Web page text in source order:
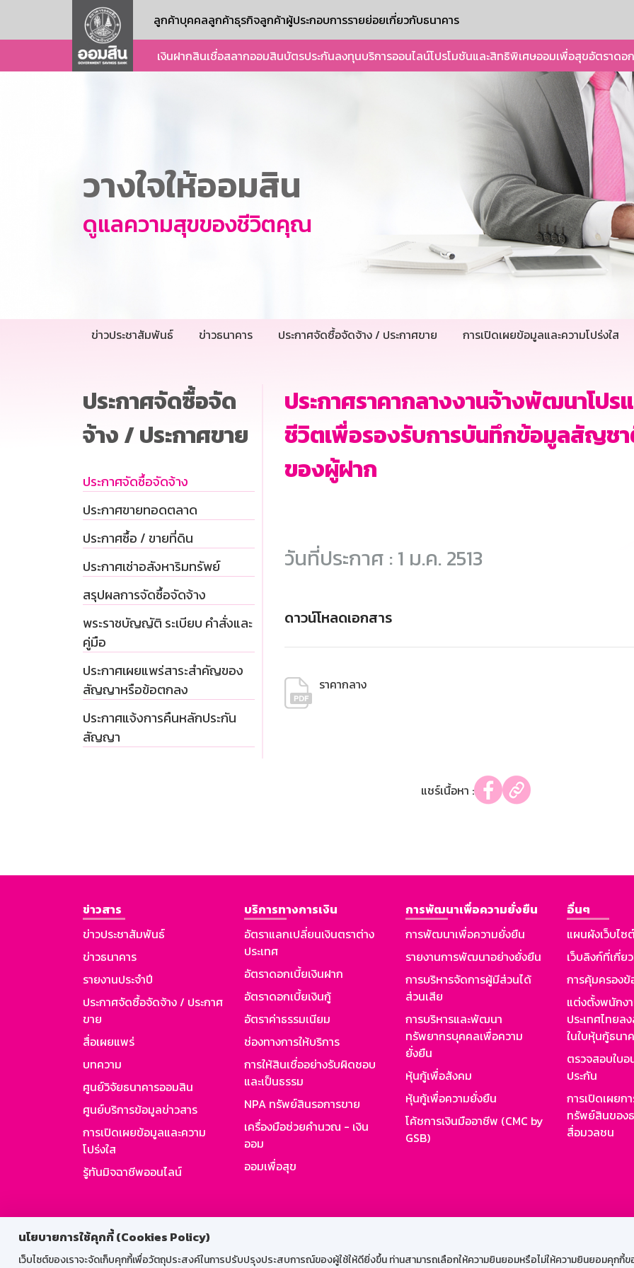
นโยบายการใช้คุกกี้ (Cookies Policy)
เว็บไซต์ของเราจะจัดเก็บคุกกี้เพื่อวัตถุประสงค์ในการปรับปรุงประสบการณ์ของผู้ใช้ให้ดียิ่งขึ้น ท่านสามารถเลือกให้ความยินยอมหรือไม่ให้ความยินยอมคุกกี้ข
ลูกค้าบุคคลลูกค้าธุรกิจลูกค้าผู้ประกอบการรายย่อยเกี่ยวกับธนาคาร
เงินฝากสินเชื่อสลากออมสินบัตรประกันลงทุนบริการออนไลน์โปรโมชันและสิทธิพิเศษออมเพื่อสุขอัตราดอ
วางใจให้ออมสิน
ดูแลความสุขของชีวิตคุณ
ข่าวประชาสัมพันธ์ ข่าวธนาคาร ประกาศจัดซื้อจัดจ้าง / ประกาศขาย การเปิดเผยข้อมูลและความโปร่งใส
ประกาศจัดซื้อจัด
จ้าง / ประกาศขาย
ประกาศจัดซื้อจัดจ้าง
ประกาศขายทอดตลาด
ประกาศซื้อ / ขายที่ดิน
ประกาศเช่าอสังหาริมทรัพย์
สรุปผลการจัดซื้อจัดจ้าง
พระราชบัญญัติ ระเบียบ คำสั่งและ
คู่มือ
ประกาศเผยแพร่สาระสำคัญของ
สัญญาหรือข้อตกลง
ประกาศแจ้งการคืนหลักประกัน
สัญญา
ประกาศราคากลางงานจ้างพัฒนาโปร
ชีวิตเพื่อรองรับการบันทึกข้อมูลสัญชา
ของผู้ฝาก
วันที่ประกาศ : 1 ม.ค. 2513
ดาวน์โหลดเอกสาร
ราคากลาง
แชร์เนื้อหา :
ข่าวสาร
ข่าวประชาสัมพันธ์
ข่าวธนาคาร
รายงานประจำปี
ประกาศจัดซื้อจัดจ้าง / ประกาศ
ขาย
สื่อเผยแพร่
บทความ
ศูนย์วิจัยธนาคารออมสิน
ศูนย์บริการข้อมูลข่าวสาร
การเปิดเผยข้อมูลและความ
โปร่งใส
รู้ทันมิจฉาชีพออนไลน์
บริการทางการเงิน
อัตราแลกเปลี่ยนเงินตราต่าง
ประเทศ
อัตราดอกเบี้ยเงินฝาก
อัตราดอกเบี้ยเงินกู้
อัตราค่าธรรมเนียม
ช่องทางการให้บริการ
การให้สินเชื่ออย่างรับผิดชอบ
และเป็นธรรม
NPA ทรัพย์สินรอการขาย
เครื่องมือช่วยคำนวณ - เงิน
ออม
ออมเพื่อสุข
การพัฒนาเพื่อความยั่งยืน
การพัฒนาเพื่อความยั่งยืน
รายงานการพัฒนาอย่างยั่งยืน
การบริหารจัดการผู้มีส่วนได้
ส่วนเสีย
การบริหารและพัฒนา
ทรัพยากรบุคคลเพื่อความ
ยั่งยืน
หุ้นกู้เพื่อสังคม
หุ้นกู้เพื่อความยั่งยืน
โค้ชการเงินมืออาชีพ (CMC by
GSB)
อื่นๆ
แผนผังเว็บไซ
เว็บลิงก์ที่เกี่ย
การคุ้มครอง
แต่งตั้งพนักง
ประเทศไทยล
ในใบหุ้นกู้ธนา
ตรวจสอบใบ
ประกัน
การเปิดเผยก
ทรัพย์สินของ
สื่อมวลชน